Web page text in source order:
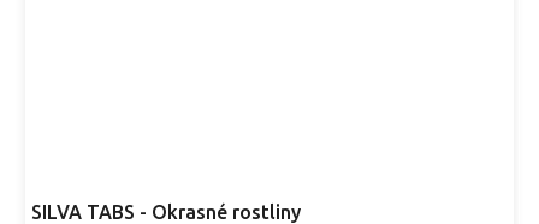
SILVA TABS - Okrasné rostliny